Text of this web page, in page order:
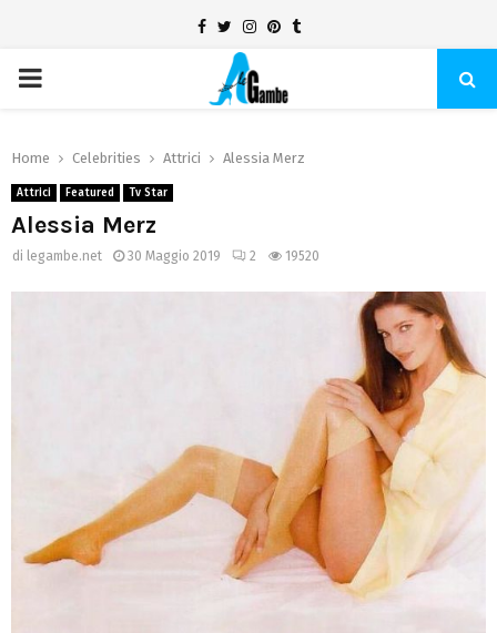
Facebook
TwitterInstagram
Pinterest
Tumblr
PRIMARY
Home Celebrities Attrici Alessia Merz
Attrici Featured Tv Star
Alessia Merz
di legambe.net 30 Maggio 2019 2 19520